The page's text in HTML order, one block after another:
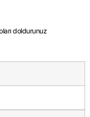
doldurunuz